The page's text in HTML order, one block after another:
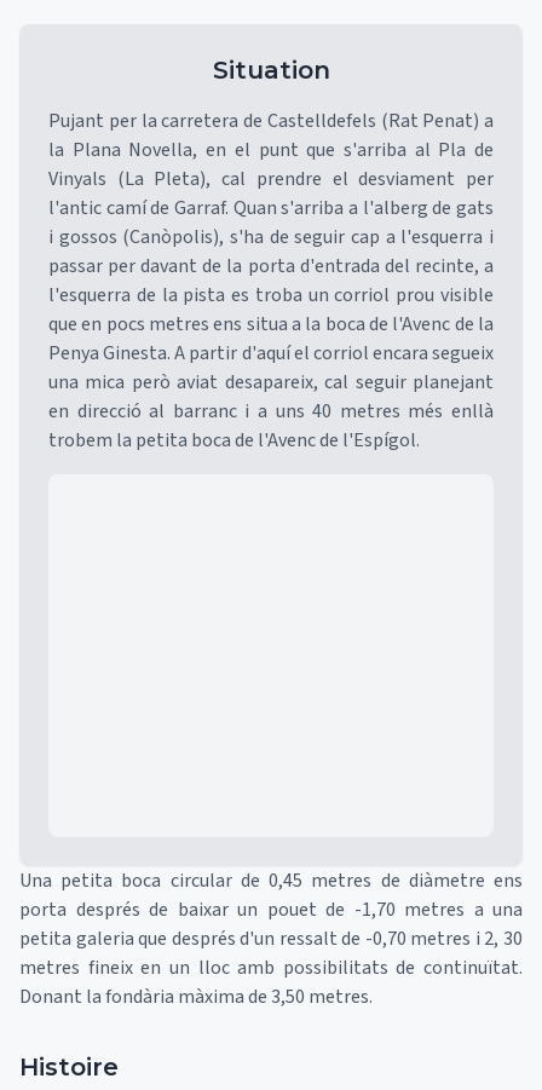
Situation
Pujant per la carretera de Castelldefels (Rat Penat) a
la Plana Novella, en el punt que s'arriba al Pla de
Vinyals (La Pleta), cal prendre el desviament per
l'antic camí de Garraf. Quan s'arriba a l'alberg de gats
i gossos (Canòpolis), s'ha de seguir cap a l'esquerra i
passar per davant de la porta d'entrada del recinte, a
l'esquerra de la pista es troba un corriol prou visible
que en pocs metres ens situa a la boca de l'Avenc de la
Penya Ginesta. A partir d'aquí el corriol encara segueix
una mica però aviat desapareix, cal seguir planejant
en direcció al barranc i a uns 40 metres més enllà
trobem la petita boca de l'Avenc de l'Espígol.
Una petita boca circular de 0,45 metres de diàmetre ens
porta després de baixar un pouet de -1,70 metres a una
petita galeria que després d'un ressalt de -0,70 metres i 2, 30
metres fineix en un lloc amb possibilitats de continuïtat.
Donant la fondària màxima de 3,50 metres.
Histoire